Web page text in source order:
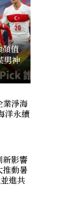
值
男神
業淨海
洋永續
影響
推動暑
進共